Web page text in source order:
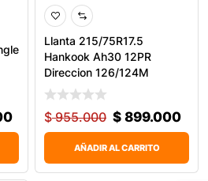
Llanta 215/75R17.5
Hankook Ah30 12PR
Direccion 126/124M
$955.000 $ 899.000
AÑADIR AL CARRITO